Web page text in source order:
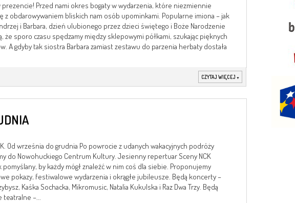
prezencie! Przed nami okres bogaty w wydarzenia, które niezmiennie
z obdarowywaniem bliskich nam osób upominkami. Popularne imiona – jak
i Barbara, dzień ulubionego przez dzieci świętego i Boże Narodzenie
że sporo czasu spędzamy między sklepowymi półkami, szukając pięknych
A gdyby tak siostra Barbara zamiast zestawu do parzenia herbaty dostała
CZYTAJ WIĘCEJ +
Od września do grudnia Po powrocie z udanych wakacyjnych podróży
do Nowohuckiego Centrum Kultury. Jesienny repertuar Sceny NCK
pomyślany, by każdy mógł znaleźć w nim coś dla siebie. Proponujemy
pokazy, festiwalowe wydarzenia i okrągłe jubileusze. Będą koncerty –
Kaśka Sochacka, Mikromusic, Natalia Kukulska i Raz Dwa Trzy. Będą
teatralne –...